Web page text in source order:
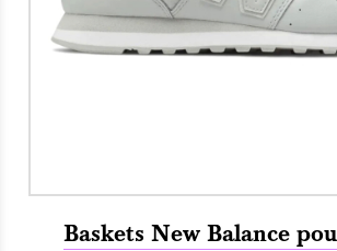
Baskets New Balance